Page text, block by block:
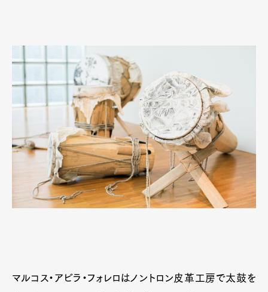
マルコス・アビラ・フォレロはノントロン皮革工房で太鼓を